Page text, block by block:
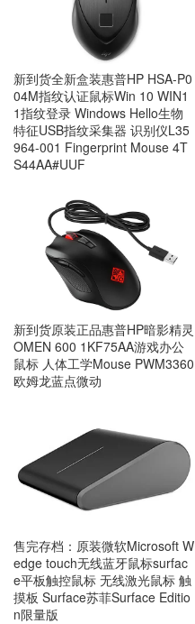
新到货全新盒装惠普HP HSA-P0
04M指纹认证鼠标Win 10 WIN1
1指纹登录 Windows Hello生物
特征USB指纹采集器 识别仪L35
964-001 Fingerprint Mouse 4T
S44AA#UUF
新到货原装正品惠普HP暗影精灵
OMEN 600 1KF75AA游戏办公
鼠标 人体工学Mouse PWM3360
欧姆龙蓝点微动
售完存档：原装微软Microsoft W
edge touch无线蓝牙鼠标surfac
e平板触控鼠标 无线激光鼠标 触
摸板 Surface苏菲Surface Editio
n限量版